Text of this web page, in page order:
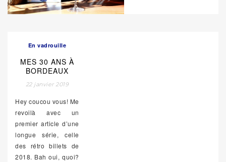
En vadrouille
MES 30 ANS À
BORDEAUX
22 janvier 2019
Hey coucou vous! Me
revoilà avec un
premier article d’une
longue série, celle
des rétro billets de
2018. Bah oui, quoi?